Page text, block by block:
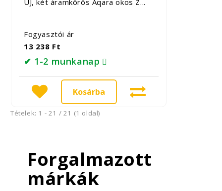
ÚJ, két áramkörös Aqara okos Z...
Fogyasztói ár
13 238 Ft
✔ 1-2 munkanap
Kosárba
Tételek: 1 - 21 / 21 (1 oldal)
Forgalmazott
márkák